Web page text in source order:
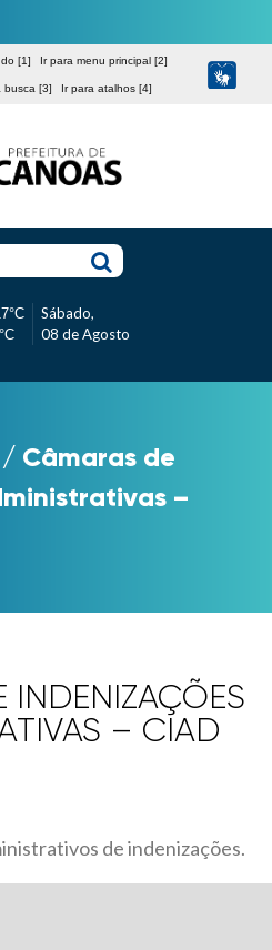
[1] Ir para menu principal [2]
busca [3] Ir para atalhos [4]
Sábado,
08 de Agosto
/ Câmaras de
–
INDENIZAÇÕES
– CIAD
de indenizações.